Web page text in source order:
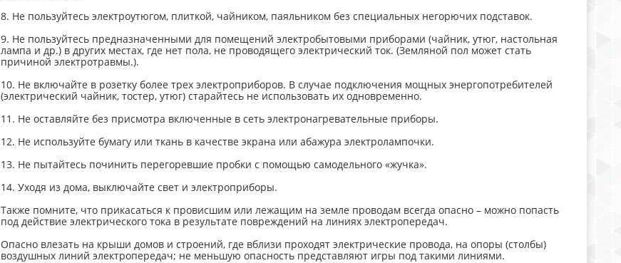
8. Не пользуйтесь электроутюгом, плиткой, чайником, паяльником без специальных негорючих подставок.
9. Не пользуйтесь предназначенными для помещений электробытовыми приборами (чайник, утюг, настольная
лампа и др.) в других местах, где нет пола, не проводящего электрический ток. (Земляной пол может стать
причиной электротравмы.).
10. Не включайте в розетку более трех электроприборов. В случае подключения мощных энергопотребителей
(электрический чайник, тостер, утюг) старайтесь не использовать их одновременно.
11. Не оставляйте без присмотра включенные в сеть электронагревательные приборы.
12. Не используйте бумагу или ткань в качестве экрана или абажура электролампочки.
13. Не пытайтесь починить перегоревшие пробки с помощью самодельного «жучка».
14. Уходя из дома, выключайте свет и электроприборы.
Также помните, что прикасаться к провисшим или лежащим на земле проводам всегда опасно – можно попасть
под действие электрического тока в результате повреждений на линиях электропередач.
Опасно влезать на крыши домов и строений, где вблизи проходят электрические провода, на опоры (столбы)
воздушных линий электропередач; не меньшую опасность представляют игры под такими линиями.